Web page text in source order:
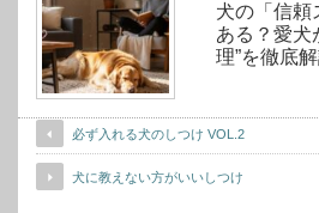
犬の「信頼
ある？愛犬
理”を徹底
必ず入れる犬のしつけ VOL.2
犬に教えない方がいいしつけ